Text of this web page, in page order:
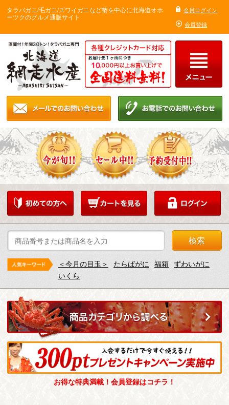
タラバガニ/毛ガニ/ズワイガニなど蟹を中心に北海道オホ
ーツクのグルメ通販サイト
会員ログイン
会員登録
検索
＜今月の目玉＞ たらばがに 福箱 ずわいがに
いくら
お得な特典満載！会員登録はコチラ！